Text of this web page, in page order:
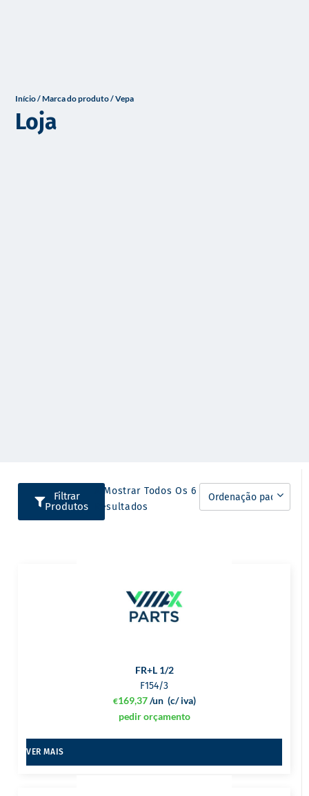
Início/ Marca do produto / Vepa
Loja
Filtrar
Produtos
A Mostrar Todos Os 6
Resultados
FR+L 1/2
F154/3
€169,37 (c/ iva)
/un
pedir orçamento
VER MAIS